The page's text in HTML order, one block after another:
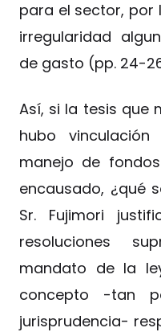
para el sector, por
irregularidad
de gasto (pp. 24-
Así, si la tesis que
hubo
manejo de
encausado, ¿qué
Sr. Fujimori
resoluciones
mandato de la
concepto -tan
jurisprudencia-